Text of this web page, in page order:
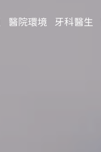
醫院環境 牙科醫生